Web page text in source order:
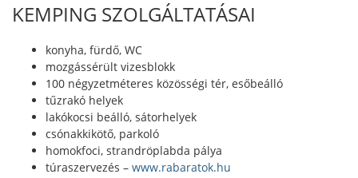
KEMPING SZOLGÁLTATÁSAI
konyha, fürdő, WC
mozgássérült vizesblokk
100 négyzetméteres közösségi tér, esőbeálló
tűzrakó helyek
lakókocsi beálló, sátorhelyek
csónakkikötő, parkoló
homokfoci, strandröplabda pálya
túraszervezés – www.rabaratok.hu